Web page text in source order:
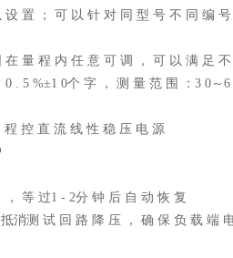
置 ； 可 以 针 对 同 型 号 不 同 编
量 程 内 任 意 可 调 ， 可 以 满 足 不
5 %±1 0个 字 ， 测 量 范 围 ：3 0～6
控 直 流 线 性 稳 压 电 源
等 过1 - 2分 钟 后 自 动 恢 复
消测 试 回 路 降 压 ， 确 保 负 载 端